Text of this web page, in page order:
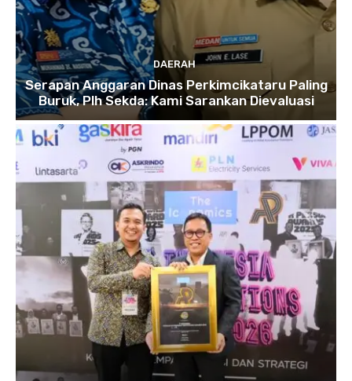
DAERAH
Serapan Anggaran Dinas Perkimcikataru Paling
Buruk, Plh Sekda: Kami Sarankan Dievaluasi